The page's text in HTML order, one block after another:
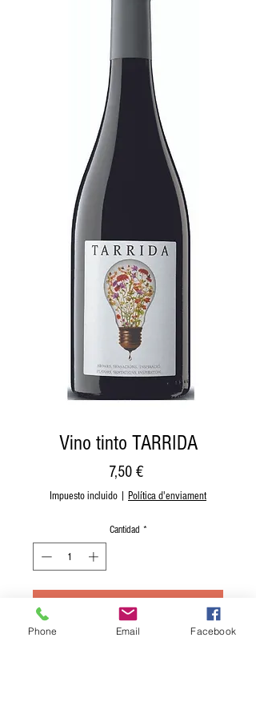
Vino tinto TARRIDA
7,50 €Precio
Impuesto incluido Política d'enviament
Cantidad *
Agregar al carrito
Phone Email Facebook